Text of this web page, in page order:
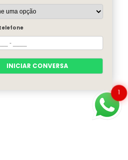
1
INICIAR CONVERSA